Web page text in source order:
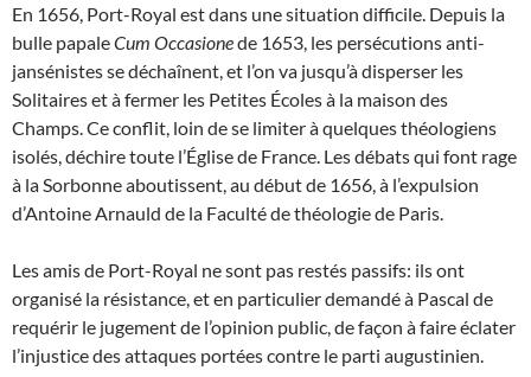
En 1656, Port-Royal est dans une situation difficile. Depuis la
bulle papaleCum Occasionede 1653, les persécutions anti-
jansénistes se déchaînent, et l’on va jusqu’à disperser les
Solitaires et à fermer les Petites Écoles à la maison des
Champs. Ce conflit, loin de se limiter à quelques théologiens
isolés, déchire toute l’Église de France. Les débats qui font rage
à la Sorbonne aboutissent, au début de 1656, à l’expulsion
d’Antoine Arnauld de la Faculté de théologie de Paris.
Les amis de Port-Royal ne sont pas restés passifs: ils ont
organisé la résistance, et en particulier demandé à Pascal de
requérir le jugement de l’opinion public, de façon à faire éclater
l’injustice des attaques portées contre le parti augustinien.